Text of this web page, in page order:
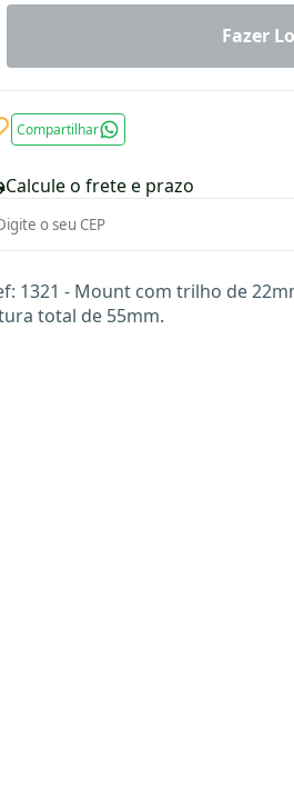
Fazer
Compartilhar
Calcule o frete e prazo
1321 - Mount com trilho de
total de 55mm.